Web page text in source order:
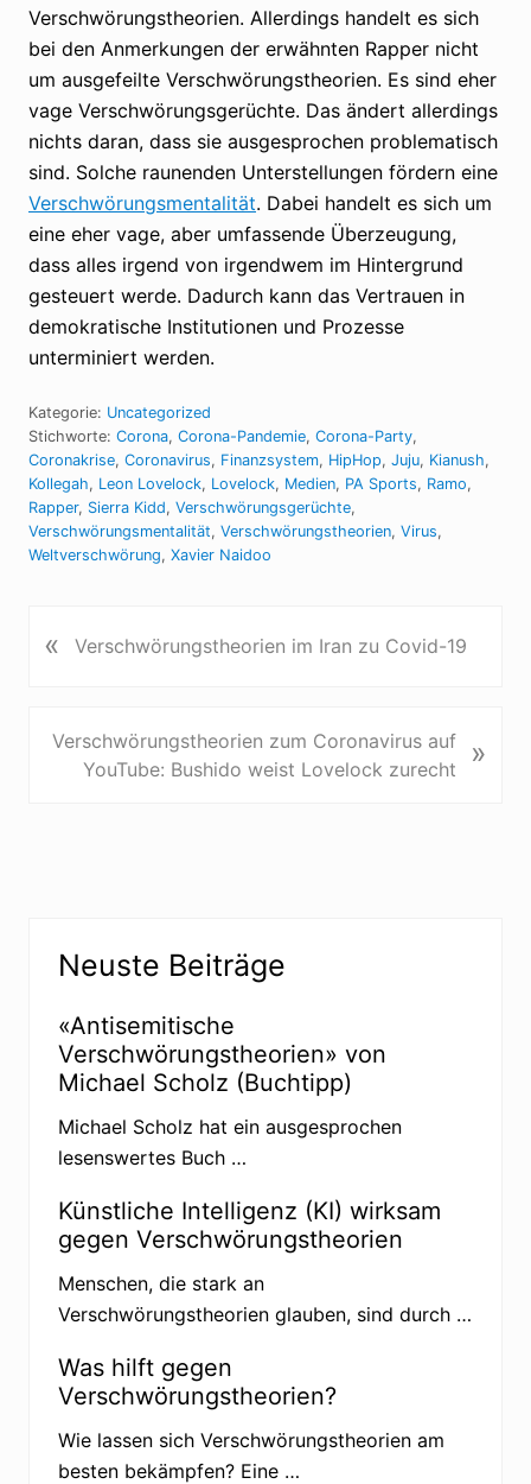
Verschwörungstheorien. Allerdings handelt es sich
bei den Anmerkungen der erwähnten Rapper nicht
um ausgefeilte Verschwörungstheorien. Es sind eher
vage Verschwörungsgerüchte. Das ändert allerdings
nichts daran, dass sie ausgesprochen problematisch
sind. Solche raunenden Unterstellungen fördern eine
Verschwörungsmentalität. Dabei handelt es sich um
eine eher vage, aber umfassende Überzeugung,
dass alles irgend von irgendwem im Hintergrund
gesteuert werde. Dadurch kann das Vertrauen in
demokratische Institutionen und Prozesse
unterminiert werden.
Kategorie: Uncategorized
Stichworte: Corona, Corona-Pandemie, Corona-Party,
Coronakrise, Coronavirus, Finanzsystem, HipHop, Juju, Kianush,
Kollegah, Leon Lovelock, Lovelock, Medien, PA Sports, Ramo,
Rapper, Sierra Kidd, Verschwörungsgerüchte,
Verschwörungsmentalität, Verschwörungstheorien, Virus,
Weltverschwörung, Xavier Naidoo
V
e
« Verschwörungstheorien im Iran zu Covid-19
N
Verschwörungstheorien zum Coronavirus auf
YouTube: Bushido weist Lovelock zurecht
»
Neuste Beiträge
«Antisemitische
Verschwörungstheorien» von
Michael Scholz (Buchtipp)
Michael Scholz hat ein ausgesprochen
lesenswertes Buch …
Künstliche Intelligenz (KI) wirksam
gegen Verschwörungstheorien
Menschen, die stark an
Verschwörungstheorien glauben, sind durch …
Was hilft gegen
Verschwörungstheorien?
Wie lassen sich Verschwörungstheorien am
besten bekämpfen? Eine …